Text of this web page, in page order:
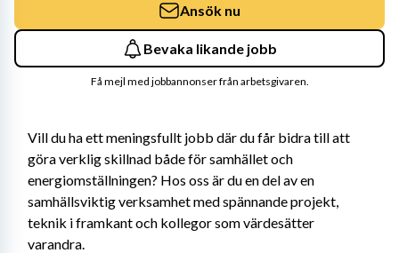
Vill du ha ett meningsfullt jobb där du får bidra till att
göra verklig skillnad både för samhället och
energiomställningen? Hos oss är du en del av en
samhällsviktig verksamhet med spännande projekt,
teknik i framkant och kollegor som värdesätter
varandra.
Ansök nu
Bevaka likande jobb
Få mejl med jobbannonser från arbetsgivaren.